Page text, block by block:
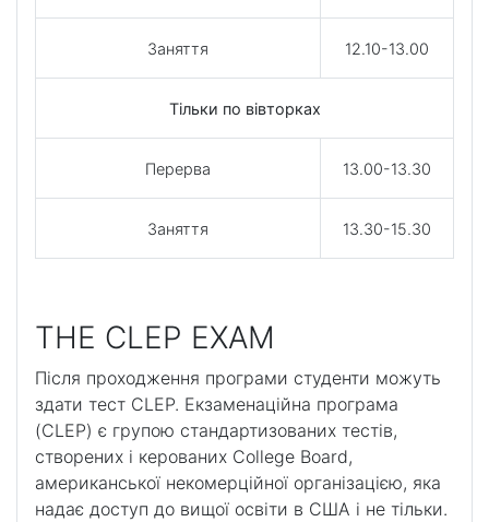
Заняття 12.10-13.00
Тільки по вівторках
Перерва 13.00-13.30
Заняття 13.30-15.30
THE CLEP EXAM
Після проходження програми студенти можуть
здати тест CLEP. Екзаменаційна програма
(CLEP) є групою стандартизованих тестів,
створених і керованих College Board,
американської некомерційної організацією, яка
надає доступ до вищої освіти в США і не тільки.